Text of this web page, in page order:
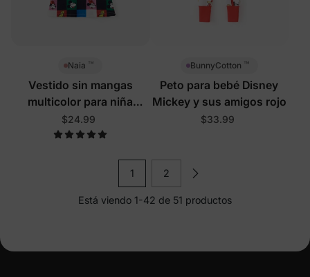
Naia ™
Vestido sin mangas
multicolor para niña
pequeña/niña Disney
Mickey y sus amigos
$24.99
BunnyCotton ™
Peto para bebé Disney
Mickey y sus amigos rojo
$33.99
1 2
Está viendo 1-42 de 51 productos